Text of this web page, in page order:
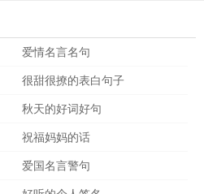
爱情名言名句
很甜很撩的表白句子
秋天的好词好句
祝福妈妈的话
爱国名言警句